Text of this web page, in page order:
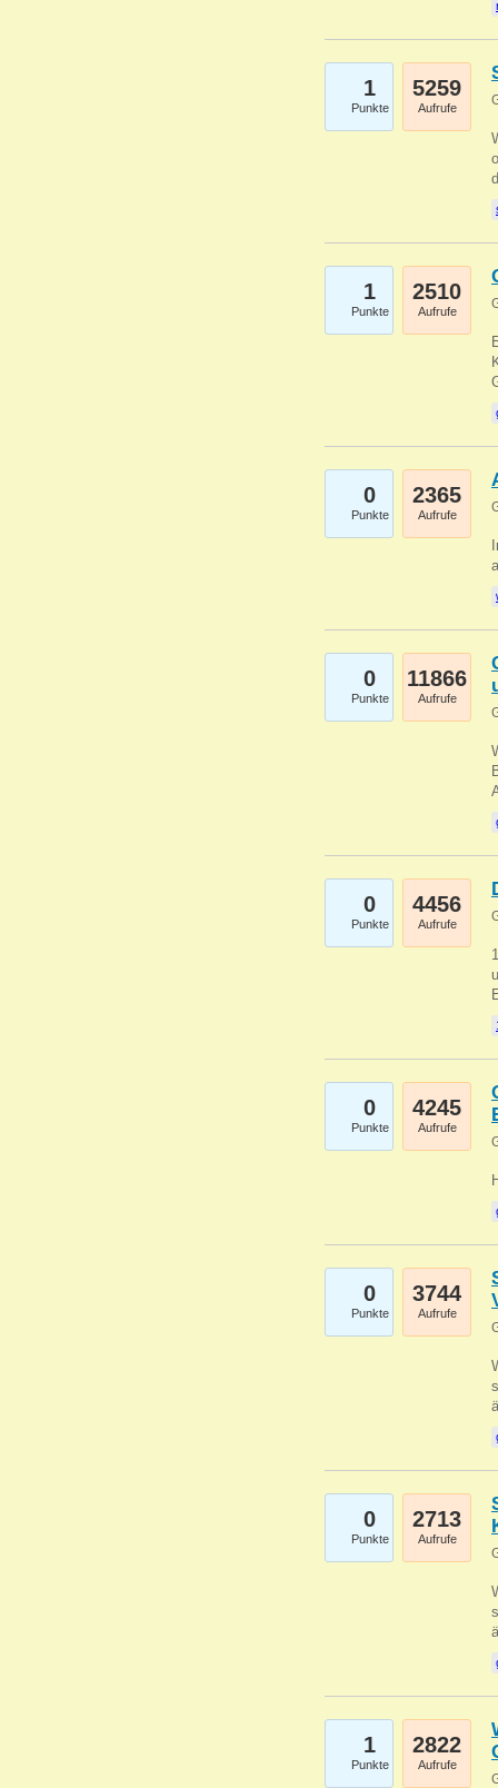
1
Punkte
5259
Aufrufe
1
Punkte
2510
Aufrufe
0
Punkte
2365
Aufrufe
0
Punkte
11866
Aufrufe
0
Punkte
4456
Aufrufe
0
Punkte
4245
Aufrufe
0
Punkte
3744
Aufrufe
0
Punkte
2713
Aufrufe
1
Punkte
2822
Aufrufe